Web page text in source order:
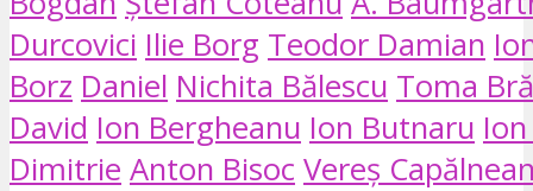
Durcovici Ilie Borg Teodor Damian
Borz Daniel Nichita Bălescu Toma
David Ion Bergheanu Ion Butnaru
Dimitrie Anton Bisoc Vereș